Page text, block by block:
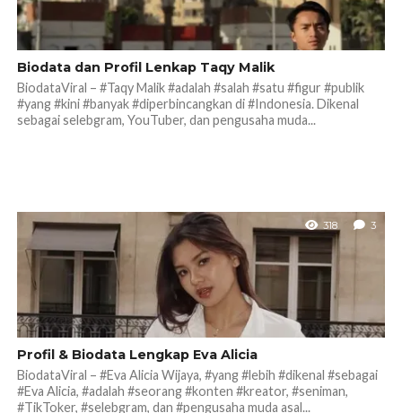
Biodata dan Profil Lenkap Taqy Malik
BiodataViral – #Taqy Malik #adalah #salah #satu #figur #publik
#yang #kini #banyak #diperbincangkan di #Indonesia. Dikenal
sebagai selebgram, YouTuber, dan pengusaha muda...
318 3
Profil & Biodata Lengkap Eva Alicia
BiodataViral – #Eva Alicia Wijaya, #yang #lebih #dikenal #sebagai
#Eva Alicia, #adalah #seorang #konten #kreator, #seniman,
#TikToker, #selebgram, dan #pengusaha muda asal...